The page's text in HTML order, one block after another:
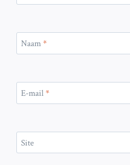
Naam*
E-mail*
Site